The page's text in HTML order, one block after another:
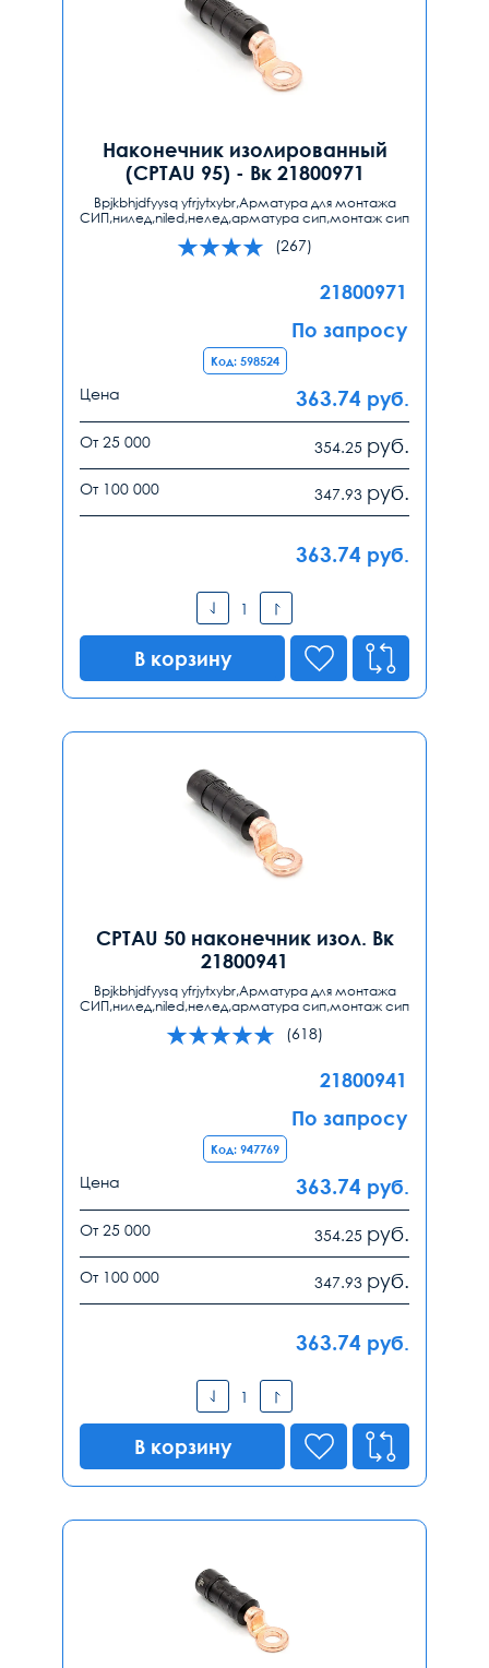
Наконечник изолированный
(CPTAU 95) - Вк 21800971
Bpjkbhjdfyysq yfrjytxybr,Арматура для монтажа
СИП,нилед,niled,нелед,арматура сип,монтаж сип
(267)
21800971
По запросу
Код: 598524
Цена 363.74 руб.
От 25 000 354.25 руб.
От 100 000 347.93 руб.
363.74 руб.
В корзину
CPTAU 50 наконечник изол. Вк
21800941
Bpjkbhjdfyysq yfrjytxybr,Арматура для монтажа
СИП,нилед,niled,нелед,арматура сип,монтаж сип
(618)
21800941
По запросу
Код: 947769
Цена 363.74 руб.
От 25 000 354.25 руб.
От 100 000 347.93 руб.
363.74 руб.
В корзину